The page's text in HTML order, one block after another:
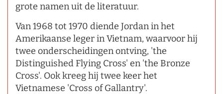
grote namen uit de literatuur.
Van 1968 tot 1970 diende Jordan in het
Amerikaanse leger in Vietnam, waarvoor hij
twee onderscheidingen ontving, 'the
Distinguished Flying Cross' en 'the Bronze
Cross'. Ook kreeg hij twee keer het
Vietnamese 'Cross of Gallantry'.